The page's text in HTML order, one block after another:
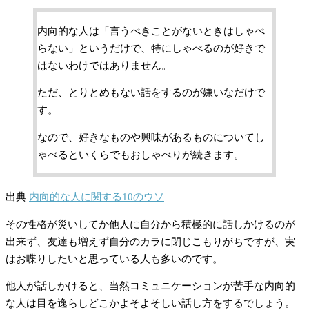
内向的な人は「言うべきことがないときはしゃべ
らない」というだけで、特にしゃべるのが好きで
はないわけではありません。
ただ、とりとめもない話をするのが嫌いなだけで
す。
なので、好きなものや興味があるものについてし
ゃべるといくらでもおしゃべりが続きます。
出典 内向的な人に関する10のウソ
その性格が災いしてか他人に自分から積極的に話しかけるのが
出来ず、友達も増えず自分のカラに閉じこもりがちですが、実
はお喋りしたいと思っている人も多いのです。
他人が話しかけると、当然コミュニケーションが苦手な内向的
な人は目を逸らしどこかよそよそしい話し方をするでしょう。